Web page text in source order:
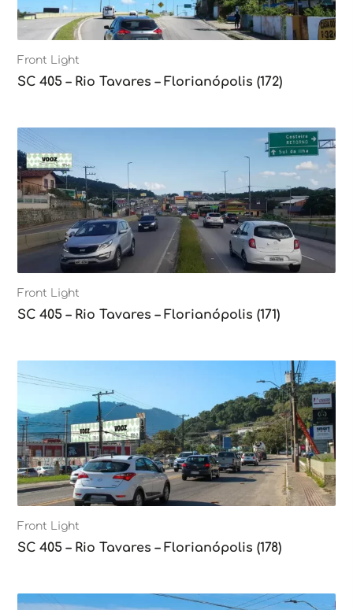
Front Light
SC 405 – Rio Tavares – Florianópolis (172)
Front Light
SC 405 – Rio Tavares – Florianópolis (171)
Front Light
SC 405 – Rio Tavares – Florianópolis (178)